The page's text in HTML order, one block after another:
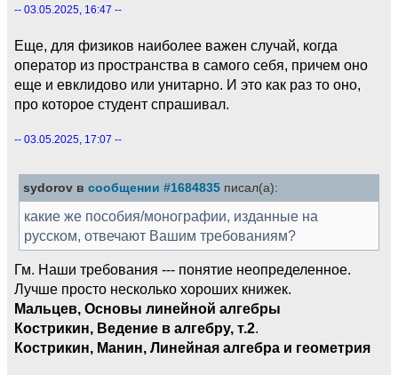
-- 03.05.2025, 16:47 --
Еще, для физиков наиболее важен случай, когда
оператор из пространства в самого себя, причем оно
еще и евклидово или унитарно. И это как раз то оно,
про которое студент спрашивал.
-- 03.05.2025, 17:07 --
sydorov в сообщении #1684835 писал(а):
какие же пособия/монографии, изданные на
русском, отвечают Вашим требованиям?
Гм. Наши требования --- понятие неопределенное.
Лучше просто несколько хороших книжек.
Мальцев, Основы линейной алгебры
Кострикин, Ведение в алгебру, т.2.
Кострикин, Манин, Линейная алгебра и геометрия